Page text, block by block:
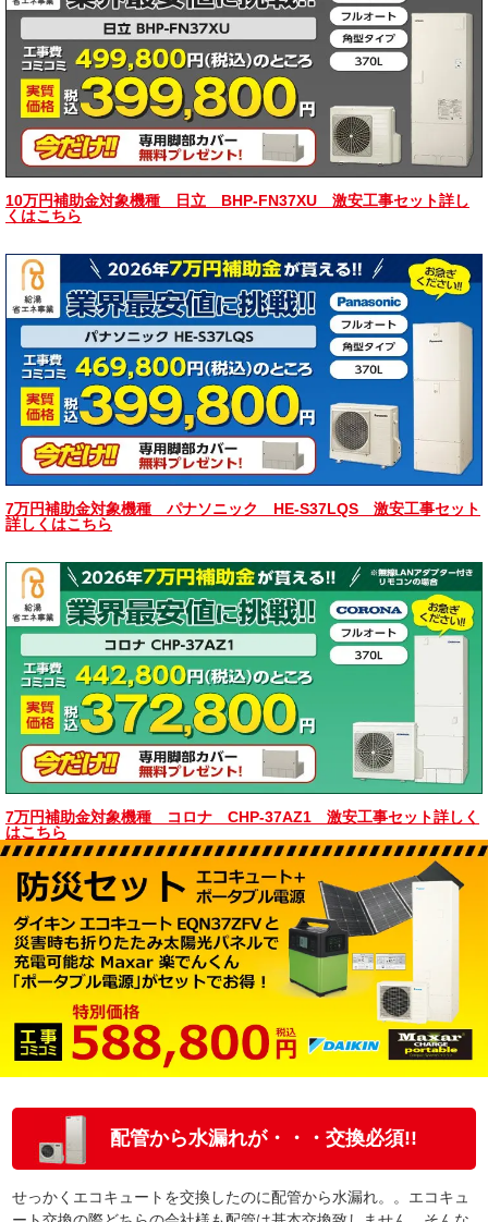
10万円補助金対象機種 日立 BHP-FN37XU 激安工事セット詳し
くはこちら
7万円補助金対象機種 パナソニック HE-S37LQS 激安工事セット
詳しくはこちら
7万円補助金対象機種 コロナ CHP-37AZ1 激安工事セット詳しく
はこちら
配管から水漏れが・・・交換必須!!
せっかくエコキュートを交換したのに配管から水漏れ。。エコキュ